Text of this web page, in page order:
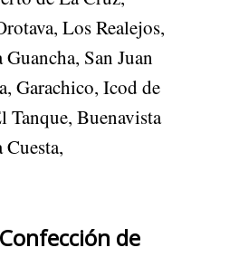
Los Realejos,
San Juan
Garachico, Icod de
Tanque, Buenavista
de